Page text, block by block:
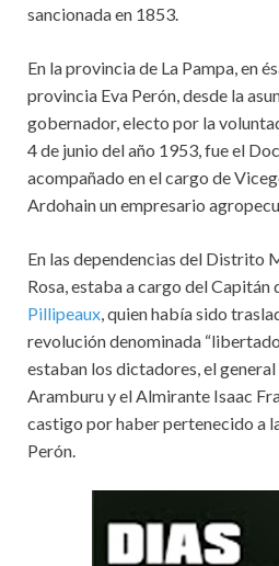
sancionada en 1853.
En la provincia de La Pampa, en
provincia Eva Perón, desde la
gobernador, electo por la
4 de junio del año 1953, fue el
acompañado en el cargo de
Ardohain un empresario
En las dependencias del Distrito
Rosa, estaba a cargo del Capitán
Pillipeaux, quien había sido
revolución denominada
estaban los dictadores, el
Aramburu y el Almirante Isaac
castigo por haber pertenecido a
Perón.